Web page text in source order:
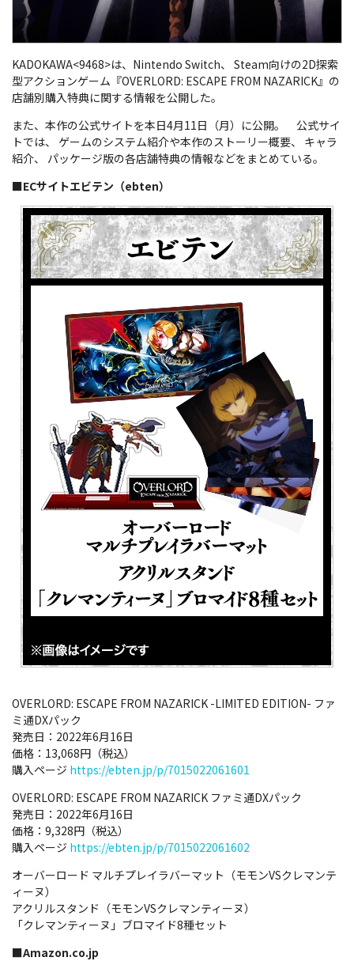
KADOKAWA<9468>は、Nintendo Switch、 Steam向けの2D探索
型アクションゲーム『OVERLORD: ESCAPE FROM NAZARICK』の
店舗別購入特典に関する情報を公開した。
また、本作の公式サイトを本日4月11日（月）に公開。 公式サイ
トでは、 ゲームのシステム紹介や本作のストーリー概要、 キャラ
紹介、 パッケージ版の各店舗特典の情報などをまとめている。
■ECサイトエビテン（ebten）
OVERLORD: ESCAPE FROM NAZARICK -LIMITED EDITION- ファ
ミ通DXパック
発売日：2022年6月16日
価格：13,068円（税込）
購入ページ https://ebten.jp/p/7015022061601
OVERLORD: ESCAPE FROM NAZARICK ファミ通DXパック
発売日：2022年6月16日
価格：9,328円（税込）
購入ページ https://ebten.jp/p/7015022061602
オーバーロード マルチプレイラバーマット（モモンVSクレマンテ
ィーヌ）
アクリルスタンド（モモンVSクレマンティーヌ）
「クレマンティーヌ」ブロマイド8種セット
■Amazon.co.jp